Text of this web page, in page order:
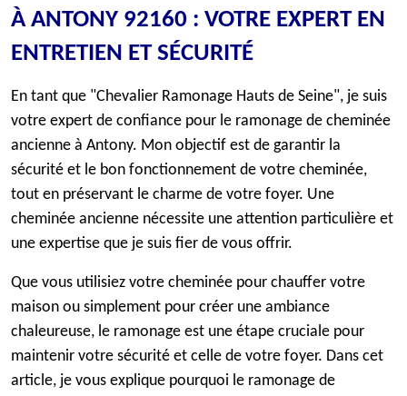
À ANTONY 92160 : VOTRE EXPERT EN
ENTRETIEN ET SÉCURITÉ
En tant que "Chevalier Ramonage Hauts de Seine", je suis
votre expert de confiance pour le ramonage de cheminée
ancienne à Antony. Mon objectif est de garantir la
sécurité et le bon fonctionnement de votre cheminée,
tout en préservant le charme de votre foyer. Une
cheminée ancienne nécessite une attention particulière et
une expertise que je suis fier de vous offrir.
Que vous utilisiez votre cheminée pour chauffer votre
maison ou simplement pour créer une ambiance
chaleureuse, le ramonage est une étape cruciale pour
maintenir votre sécurité et celle de votre foyer. Dans cet
article, je vous explique pourquoi le ramonage de